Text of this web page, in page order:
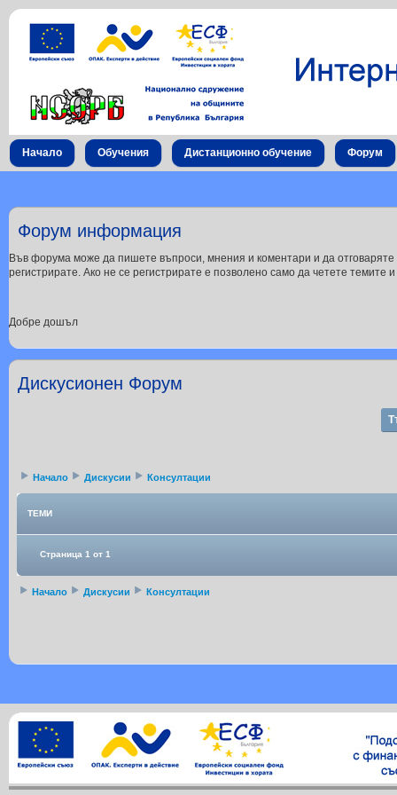
Начало Обучения Дистанционно обучение Форум
Форум информация
Във форума може да пишете въпроси, мнения и коментари и да
регистрирате. Ако не се регистрирате е позволено само да четете темите
Добре дошъл
Дискусионен Форум
Начало Дискусии Консултации
ТЕМИ
Страница 1 от 1
Начало Дискусии Консултации